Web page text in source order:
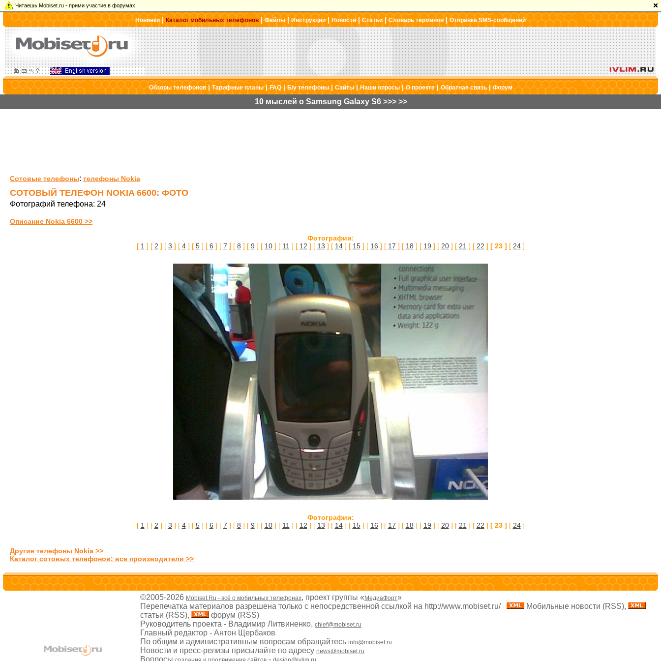
Читаешь Mobiset.ru - прими участие в форумах!
Новинки|Каталог мобильных телефонов|Файлы|Инструкции| Новости|Статьи|Словарь терминов|Отправка SMS-сообщений
Обзоры телефонов|Тарифные планы|FAQ|Б/у телефоны| Сайты|Наши опросы|О проекте|Обратная связь|Форум
10 мыслей о Samsung Galaxy S6 >>> >>
Сотовые телефоны: телефоны Nokia
СОТОВЫЙ ТЕЛЕФОН NOKIA 6600: ФОТО
Фотографий телефона: 24
Описание Nokia 6600 >>
Фотографии:
[ 1 ] [ 2 ] [ 3 ] [ 4] [ 5] [ 6 ] [ 7 ] [ 8 ] [ 9 ] [ 10] [ 11 ] [ 12 ] [ 13 ] [ 14] [ 15] [ 16 ] [ 17 ] [ 18 ] [ 19 ] [ 20] [ 21 ] [ 22 ] [ 23 ] [ 24]
Фотографии:
[ 1 ] [ 2 ] [ 3 ] [ 4] [ 5] [ 6 ] [ 7 ] [ 8 ] [ 9 ] [ 10] [ 11 ] [ 12 ] [ 13 ] [ 14] [ 15] [ 16 ] [ 17 ] [ 18 ] [ 19 ] [ 20] [ 21 ] [ 22 ] [ 23 ] [ 24]
Другие телефоны Nokia >>
Каталог сотовых телефонов: все производители >>
©2005-2026 Mobiset.Ru - всё о мобильных телефонах, проект группы « МедиаФорт»
Перепечатка материалов разрешена только с непосредственной ссылкой на http://www.mobiset.ru/
Мобильные новости (RSS),
статьи (RSS),
форум (RSS)
Руководитель проекта - Владимир Литвиненко, chief@mobiset.ru
Главный редактор - Антон Щербаков
По общим и административным вопросам обращайтесь info@mobiset.ru
Новости и пресс-релизы присылайте по адресу news@mobiset.ru
Вопросы -